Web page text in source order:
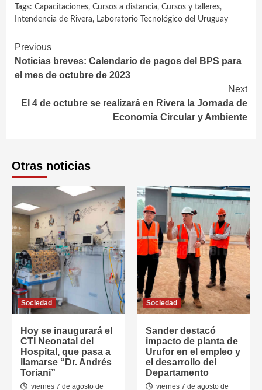
Tags: Capacitaciones, Cursos a distancia, Cursos y talleres,
Intendencia de Rivera, Laboratorio Tecnológico del Uruguay
Continue
Reading
Previous
Noticias breves: Calendario de pagos del BPS para
el mes de octubre de 2023
Next
El 4 de octubre se realizará en Rivera la Jornada de
Economía Circular y Ambiente
Otras noticias
Sociedad
Hoy se inaugurará el
CTI Neonatal del
Hospital, que pasa a
llamarse “Dr. Andrés
Toriani”
viernes 7 de agosto de
Sociedad
Sander destacó
impacto de planta de
Urufor en el empleo y
el desarrollo del
Departamento
viernes 7 de agosto de